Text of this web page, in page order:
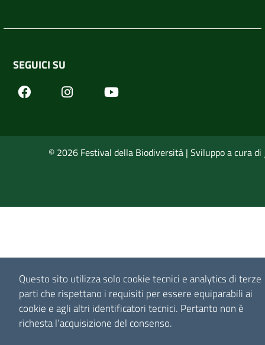
Questo sito utilizza solo cookie tecnici e analytics di terze
parti che rispettano i requisiti per essere equiparabili ai
cookie e agli altri identificatori tecnici. Pertanto non è
richesta l’acquisizione del consenso.
SEGUICI SU
FacebookInstagram
© 2026 Festival della Biodiversità | Sviluppo a cura di